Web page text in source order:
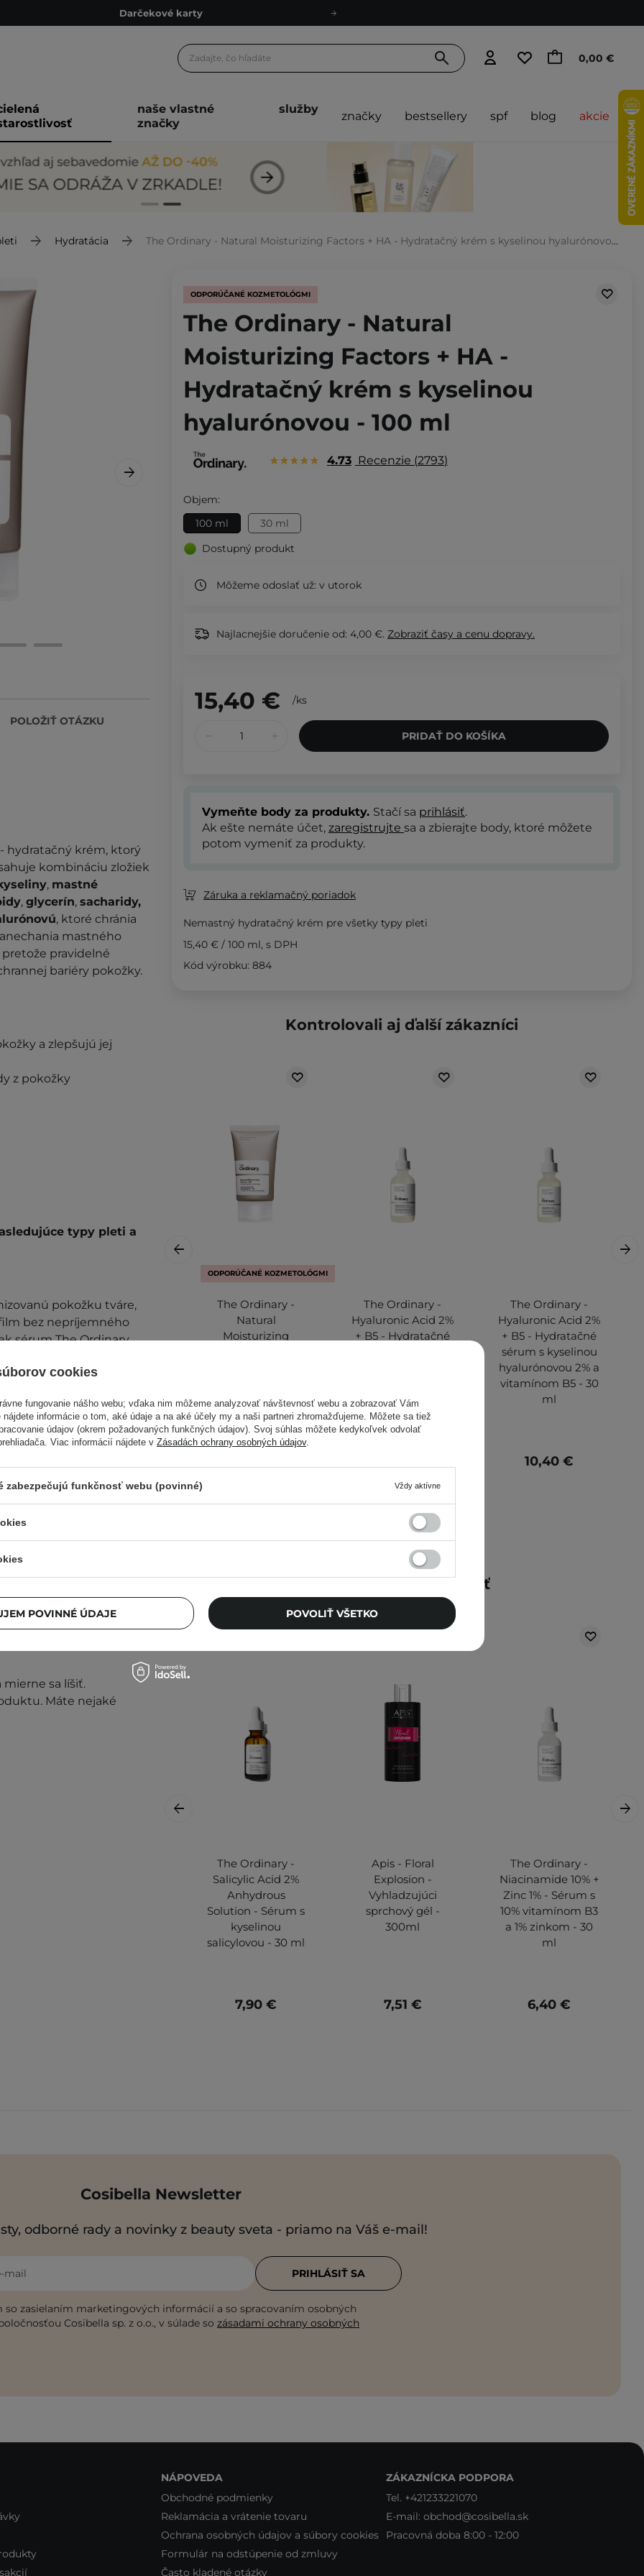
Darčekové karty
Odmeňovací program
Darčekové karty
0,00 €
naše vlastné
značky
služby
značky bestsellery spf blog akcie
Hydratácia The Ordinary - Natural Moisturizing Factors + HA - Hydratačný krém s kyselinou hyalurónovou - 100 ml
POLOŽIŤ OTÁZKU
- hydratačný krém, ktorý
kombináciu zložiek
, mastné
, glycerín, sacharidy,
, ktoré chránia
mastného
pravidelné
bariéry pokožky.
a zlepšujú jej
z pokožky
typy pleti a
pokožku tváre,
bez nepríjemného
sérum The Ordinary,
používajte ráno a
informácií nájdete v
prípravok
sa líšiť.
Máte nejaké
ODPORÚČANÉ KOZMETOLÓGMI
The Ordinary - Natural
Moisturizing Factors + HA -
Hydratačný krém s kyselinou
hyalurónovou - 100 ml
4.73 Recenzie 2793
Objem:
100 ml
30 ml
Dostupný produkt
Môžeme odoslať už: v utorok
Najlacnejšie doručenie od: 4,00 €. Zobraziť časy a cenu dopravy.
15,40 € /ks
PRIDAŤ DO KOŠÍKA
Vymeňte body za produkty. Stačí sa prihlásiť.
Ak ešte nemáte účet, zaregistrujte sa a zbierajte body, ktoré môžete
potom vymeniť za produkty.
Záruka a reklamačný poriadok
Nemastný hydratačný krém pre všetky typy pleti
15,40 € / 100 ml, s DPH
Kód výrobku: 884
Kontrolovali aj ďalší zákazníci
ODPORÚČANÉ KOZMETOLÓGMI
The Ordinary -
Natural
Moisturizing
hyalurónovou - 30
ml
The Ordinary -
Hyaluronic Acid 2%
+ B5 - Hydratačné
ml
The Ordinary -
Hyaluronic Acid 2%
+ B5 - Hydratačné
sérum s kyselinou
hyalurónovou 2% a
vitamínom B5 - 30
ml
10,40 €
Mohlo by vás zaujímať
The Ordinary -
Salicylic Acid 2%
Anhydrous
Solution - Sérum s
kyselinou
salicylovou - 30 ml
7,90 €
Apis - Floral
Explosion -
Vyhladzujúci
sprchový gél -
300ml
7,51 €
The Ordinary -
Niacinamide 10% +
Zinc 1% - Sérum s
10% vitamínom B3
a 1% zinkom - 30
ml
6,40 €
Cosibella Newsletter
odborné rady a novinky z beauty sveta - priamo na Váš e-mail!
mail
so zasielaním marketingových informácií a so spracovaním osobných
Cosibella sp. z o.o., v súlade so zásadami ochrany osobných
PRIHLÁSIŤ SA
NÁPOVEDA
Obchodné podmienky
Reklamácia a vrátenie tovaru
Ochrana osobných údajov a súbory cookies
Formulár na odstúpenie od zmluvy
Často kladené otázky
ZÁKAZNÍCKA PODPORA
Tel. +421233221070
E-mail: obchod@cosibella.sk
Pracovná doba 8:00 - 12:00
cookies
fungovanie nášho webu; vďaka nim môžeme analyzovať návštevnosť webu a zobrazovať Vám
informácie o tom, aké údaje a na aké účely my a naši partneri zhromažďujeme. Môžete sa tiež
údajov (okrem požadovaných funkčných údajov). Svoj súhlas môžete kedykoľvek odvolať
Viac informácií nájdete v Zásadách ochrany osobných údajov.
zabezpečujú funkčnosť webu (povinné) Vždy aktívne
POVINNÉ ÚDAJE POVOLIŤ VŠETKO